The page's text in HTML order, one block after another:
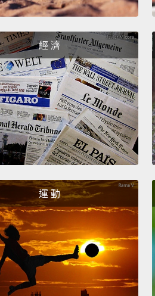
那是兩碼子事。
Well, our family unit
until now!
我說，我的家庭到現
But hey! Now you
不過，嘿!你們現在可
Yeah! Why do all
對啊!為什麼每個家庭都
But this is a start,
yellow?
但這是個開始，對吧
Same situation with
經 濟
運 動